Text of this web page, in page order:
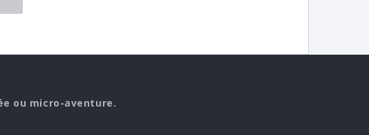
ou micro-aventure.